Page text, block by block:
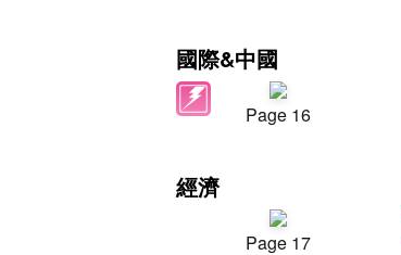
國際&中國
Page 16
經濟
Page 17